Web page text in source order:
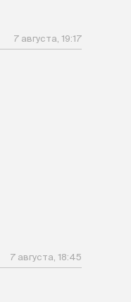
7 августа, 19:17
7 августа, 18:45